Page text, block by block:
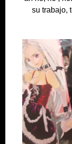
su trabajo,